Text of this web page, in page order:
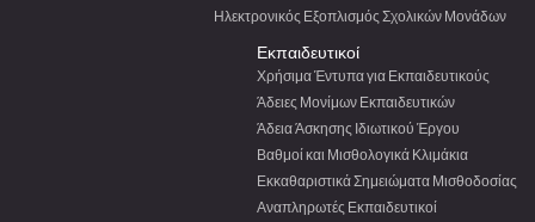
Ηλεκτρονικός Εξοπλισμός Σχολικών Μονάδων
Εκπαιδευτικοί
Χρήσιμα Έντυπα για Εκπαιδευτικούς
Άδειες Μονίμων Εκπαιδευτικών
Άδεια Άσκησης Ιδιωτικού Έργου
Βαθμοί και Μισθολογικά Κλιμάκια
Εκκαθαριστικά Σημειώματα Μισθοδοσίας
Αναπληρωτές Εκπαιδευτικοί